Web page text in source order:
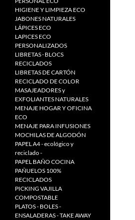
HIGIENE Y LIMPIEZA ECO
JABONES NATURALES
LÁPICES ECO
LAPICES ECO
PERSONALIZADOS
LIBRETAS · BLOCS
RECICLADOS
LIBRETAS DE CARTÓN
RECICLADO DE COLOR
MASAJEADORES y
EXFOLIANTES NATURALES
MENAJE HOGAR Y OFICINA
ECO
MENAJE PARA INFUSIONES
MOCHILAS DE ALGODÓN
PAPEL A4 - ecológico y
reciclado -
PAPEL BAÑO COCINA
PAÑUELOS 100%
RECICLADOS
PICKING VAJILLA
COMPOSTABLE
PLATOS - BOLES -
ENSALADERAS - TAKE AWAY